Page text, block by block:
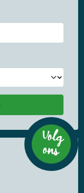
Volg
on
s